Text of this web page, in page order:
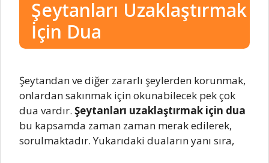
Şeytanları Uzaklaştırmak
İçin Dua
Şeytandan ve diğer zararlı şeylerden korunmak,
onlardan sakınmak için okunabilecek pek çok
dua vardır. Şeytanları uzaklaştırmak için dua
bu kapsamda zaman zaman merak edilerek,
sorulmaktadır. Yukarıdaki duaların yanı sıra,